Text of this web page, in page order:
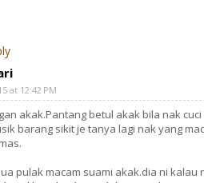
at 12:42 PM
akak.Pantang betul akak bila nak
barang sikit je tanya lagi nak yang
pulak macam suami akak.dia ni